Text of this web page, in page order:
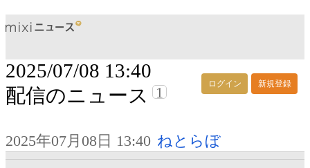
ログイン 新規登録
2025/07/08 13:40
配信のニュース
1
2025年07月08日 13:40 ねとらぼ